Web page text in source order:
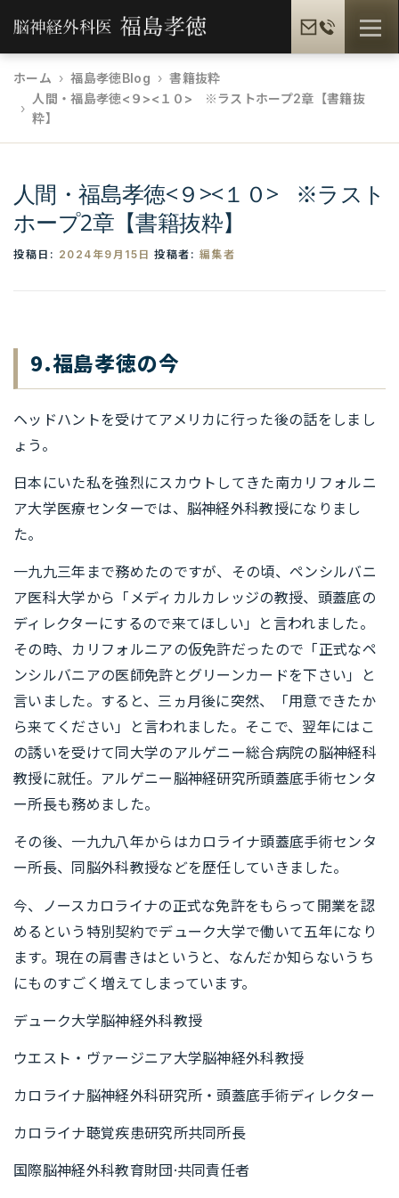
ン
メニュ
福島孝徳とは 福島式手術 脳疾患一覧
ホーム 福島孝徳Blog
書籍抜粋
人間・福島孝徳<９><１０> ※ラストホープ2章【書籍抜
粋】
人間・福島孝徳<９><１０> ※ラスト
ホープ2章【書籍抜粋】
投稿日: 2024年9月15日 投稿者: 編集者
9.福島孝徳の今
ヘッドハントを受けてアメリカに行った後の話をしまし
ょう。
日本にいた私を強烈にスカウトしてきた南カリフォルニ
ア大学医療センターでは、脳神経外科教授になりまし
た。
一九九三年まで務めたのですが、その頃、ペンシルバニ
ア医科大学から「メディカルカレッジの教授、頭蓋底の
ディレクターにするので来てほしい」と言われました。
その時、カリフォルニアの仮免許だったので「正式なペ
ンシルバニアの医師免許とグリーンカードを下さい」と
言いました。すると、三ヵ月後に突然、「用意できたか
ら来てください」と言われました。そこで、翌年にはこ
の誘いを受けて同大学のアルゲニー総合病院の脳神経科
教授に就任。アルゲニー脳神経研究所頭蓋底手術センタ
ー所長も務めました。
その後、一九九八年からはカロライナ頭蓋底手術センタ
ー所長、同脳外科教授などを歴任していきました。
今、ノースカロライナの正式な免許をもらって開業を認
めるという特別契約でデューク大学で働いて五年になり
ます。現在の肩書きはというと、なんだか知らないうち
にものすごく増えてしまっています。
デューク大学脳神経外科教授
ウエスト・ヴァージニア大学脳神経外科教授
カロライナ脳神経外科研究所・頭蓋底手術ディレクター
カロライナ聴覚疾患研究所共同所長
国際脳神経外科教育財団·共同責任者